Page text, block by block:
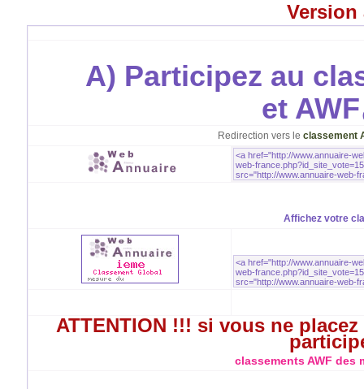
Version
A) Participez au
et AWF
Redirection vers le classement
Affichez votre
ATTENTION !!! si vous ne
classements AWF des